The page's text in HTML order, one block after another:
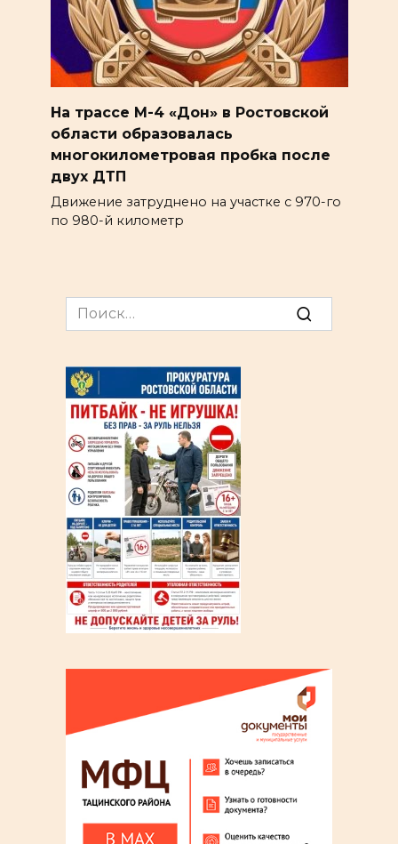
На трассе М-4 «Дон» в Ростовской
области образовалась
многокилометровая пробка после
двух ДТП
Движение затруднено на участке с 970-го
по 980-й километр
Search
for: